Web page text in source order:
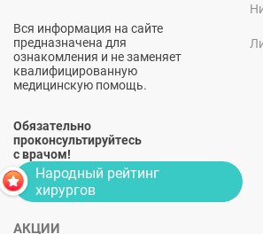
Вся информация на сайте
предназначена для
ознакомления и не заменяет
квалифицированную
медицинскую помощь.
Обязательно
проконсультируйтесь
с врачом!
Народный рейтинг
хирургов
АКЦИИ